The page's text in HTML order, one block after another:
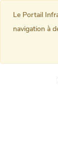
Le Portail
navigation à